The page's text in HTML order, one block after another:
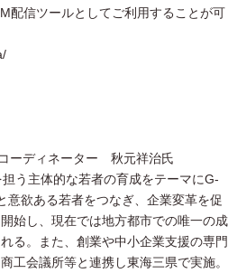
配信ツールとしてご利用することが可
ディネーター 秋元祥治氏
う主体的な若者の育成をテーマにG-
意欲ある若者をつなぎ、企業変革を促
始し、現在では地方都市での唯一の成
る。また、創業や中小企業支援の専門
工会議所等と連携し東海三県で実施。